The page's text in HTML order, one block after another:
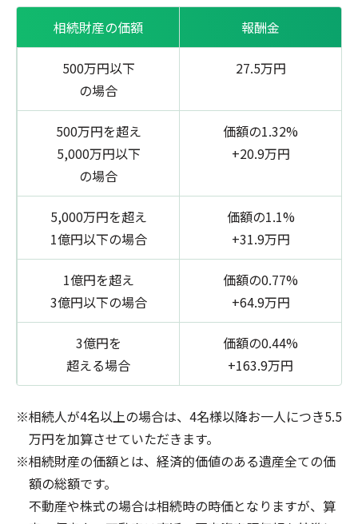
相続財産の価額 報酬金
500万円以下
の場合
27.5万円
500万円を超え
5,000万円以下
の場合
価額の1.32%
+20.9万円
5,000万円を超え
1億円以下の場合
価額の1.1%
+31.9万円
1億円を超え
3億円以下の場合
価額の0.77%
+64.9万円
3億円を
超える場合
価額の0.44%
+163.9万円
相続人が4名以上の場合は、4名様以降お一人につき5.5
万円を加算させていただきます。
相続財産の価額とは、経済的価値のある遺産全ての価
額の総額です。
不動産や株式の場合は相続時の時価となりますが、算